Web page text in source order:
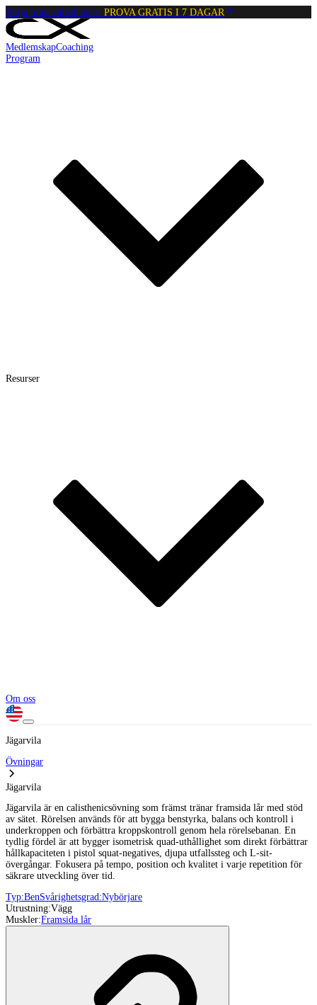
Börja träna calisthenics: PROVA GRATIS I 7 DAGAR
MedlemskapCoaching
Program
Resurser
Om oss
Jägarvila
Övningar
Jägarvila
Jägarvila är en calisthenicsövning som främst tränar framsida lår med stöd
av sätet. Rörelsen används för att bygga benstyrka, balans och kontroll i
underkroppen och förbättra kroppskontroll genom hela rörelsebanan. En
tydlig fördel är att bygger isometrisk quad-uthållighet som direkt förbättrar
hållkapaciteten i pistol squat-negatives, djupa utfallssteg och L-sit-
övergångar. Fokusera på tempo, position och kvalitet i varje repetition för
säkrare utveckling över tid.
Typ:BenSvårighetsgrad:Nybörjare
Utrustning:Vägg
Muskler:Framsida lår